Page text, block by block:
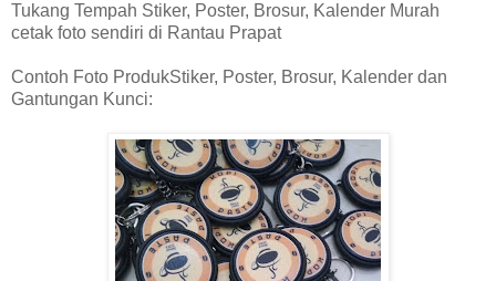
Tukang Tempah Stiker, Poster, Brosur, Kalender Murah
cetak foto sendiri di Rantau Prapat
Contoh Foto ProdukStiker, Poster, Brosur, Kalender dan
Gantungan Kunci: